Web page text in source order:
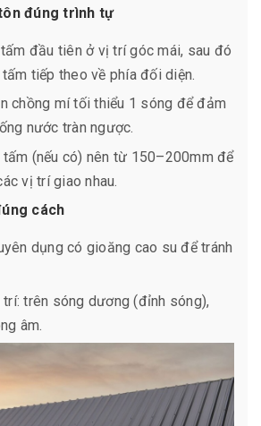
đúng trình tự
đầu tiên ở vị trí góc mái, sau đó
tiếp theo về phía đối diện.
chồng mí tối thiểu 1 sóng để đảm
nước tràn ngược.
tấm (nếu có) nên từ 150–200mm để
vị trí giao nhau.
cách
dụng có gioăng cao su để tránh
trên sóng dương (đỉnh sóng),
âm.